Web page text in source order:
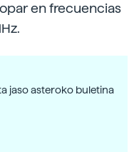
en frecuencias
jaso asteroko buletina